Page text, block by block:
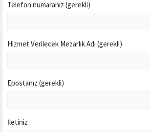
Telefon numaranız (gerekli)
Hizmet Verilecek Mezarlık Adı (gerekli)
Epostanız (gerekli)
İletiniz